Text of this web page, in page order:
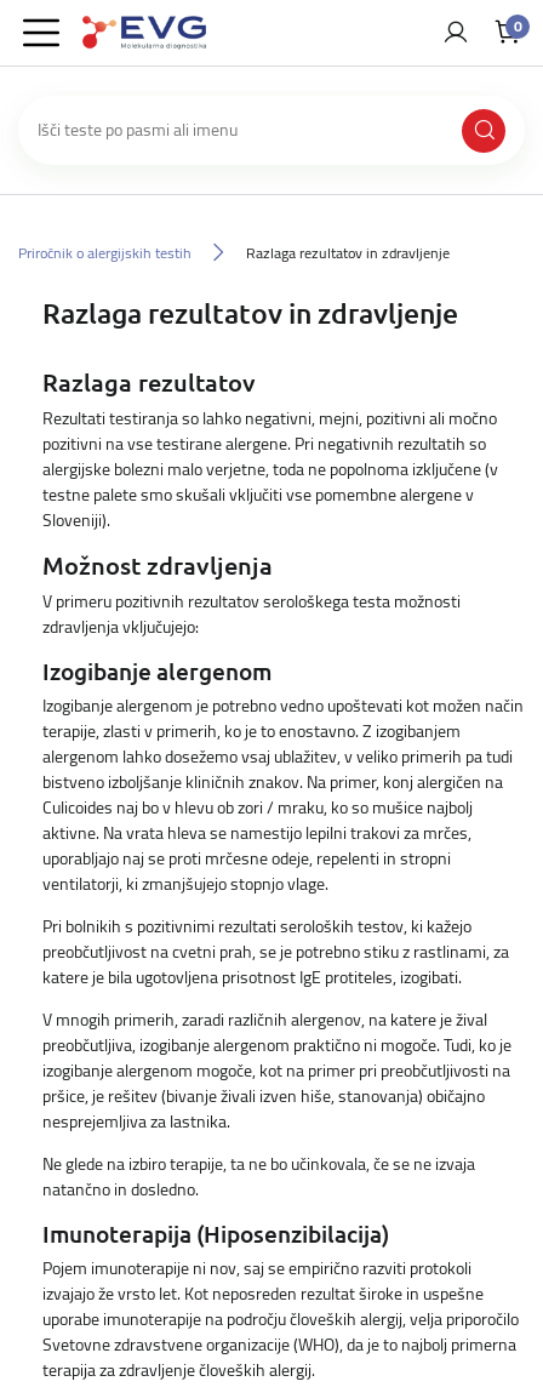
0
Priročnik o alergijskih testih Razlaga rezultatov in zdravljenje
Razlaga rezultatov in zdravljenje
Razlaga rezultatov
Rezultati testiranja so lahko negativni, mejni, pozitivni ali močno
pozitivni na vse testirane alergene. Pri negativnih rezultatih so
alergijske bolezni malo verjetne, toda ne popolnoma izključene (v
testne palete smo skušali vključiti vse pomembne alergene v
Sloveniji).
Možnost zdravljenja
V primeru pozitivnih rezultatov serološkega testa možnosti
zdravljenja vključujejo:
Izogibanje alergenom
Izogibanje alergenom je potrebno vedno upoštevati kot možen način
terapije, zlasti v primerih, ko je to enostavno. Z izogibanjem
alergenom lahko dosežemo vsaj ublažitev, v veliko primerih pa tudi
bistveno izboljšanje kliničnih znakov. Na primer, konj alergičen na
Culicoides naj bo v hlevu ob zori / mraku, ko so mušice najbolj
aktivne. Na vrata hleva se namestijo lepilni trakovi za mrčes,
uporabljajo naj se proti mrčesne odeje, repelenti in stropni
ventilatorji, ki zmanjšujejo stopnjo vlage.
Pri bolnikih s pozitivnimi rezultati seroloških testov, ki kažejo
preobčutljivost na cvetni prah, se je potrebno stiku z rastlinami, za
katere je bila ugotovljena prisotnost IgE protiteles, izogibati.
V mnogih primerih, zaradi različnih alergenov, na katere je žival
preobčutljiva, izogibanje alergenom praktično ni mogoče. Tudi, ko je
izogibanje alergenom mogoče, kot na primer pri preobčutljivosti na
pršice, je rešitev (bivanje živali izven hiše, stanovanja) običajno
nesprejemljiva za lastnika.
Ne glede na izbiro terapije, ta ne bo učinkovala, če se ne izvaja
natančno in dosledno.
Imunoterapija (Hiposenzibilacija)
Pojem imunoterapije ni nov, saj se empirično razviti protokoli
izvajajo že vrsto let. Kot neposreden rezultat široke in uspešne
uporabe imunoterapije na področju človeških alergij, velja priporočilo
Svetovne zdravstvene organizacije (WHO), da je to najbolj primerna
terapija za zdravljenje človeških alergij.